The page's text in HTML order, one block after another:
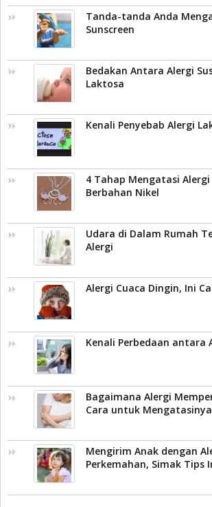
Tanda-tanda Anda
Sunscreen
Bedakan Antara Alergi
Laktosa
Kenali Penyebab Alergi
4 Tahap Mengatasi Alergi
Berbahan Nikel
Udara di Dalam Rumah
Alergi
Alergi Cuaca Dingin, Ini
Kenali Perbedaan antara
Bagaimana Alergi
Cara untuk Mengatasinya
Mengirim Anak dengan
Perkemahan, Simak Tips